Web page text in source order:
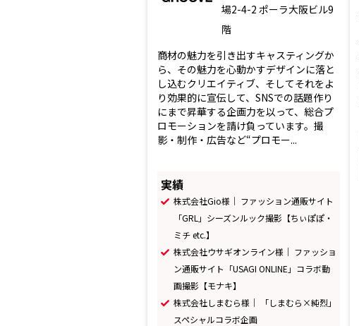
場2-4-2 ポーラ大阪ビル9
階
商材の魅力を引き出すキャスティングか
ら、その魅力を心動かすデザインに落と
し込むクリエイティブ、そしてそれをよ
り効果的に宣伝して、SNSでの話題作り
にまで昇華する企画力を以って、総合プ
ロモーションを請け負っています。撮
影・制作・広告など“プロモー...
実績
株式会社Gio様｜ ファッション通販サイト
「GRL」シーズンルック撮影【ちぃぽぽ・
ミチ etc.】
株式会社ウサギオンライン様｜ ファッショ
ン通販サイト「USAGI ONLINE」コラボ動
画撮影【モナキ】
株式会社しまむら様｜ 「しまむら×純烈」
スペシャルコラボ企画